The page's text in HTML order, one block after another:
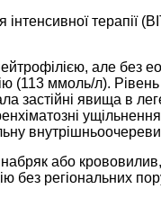
інтенсивної терапії
але без
(113 ммоль/л).
застійні явища в
або
без регіональних